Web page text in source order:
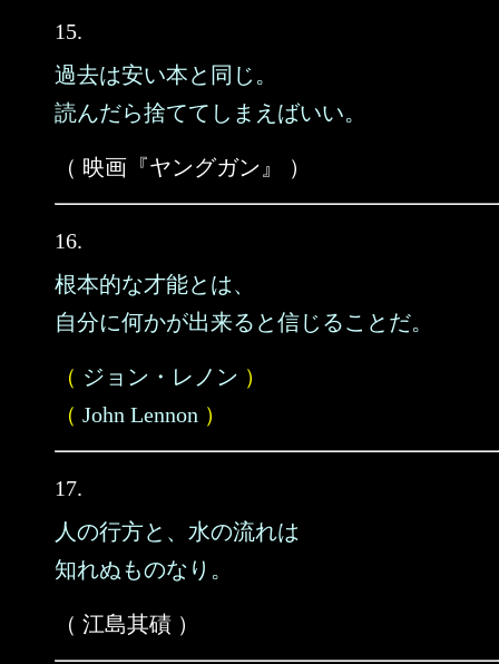
15.
過去は安い本と同じ。
読んだら捨ててしまえばいい。
（ 映画『ヤングガン』 ）
16.
根本的な才能とは、
自分に何かが出来ると信じることだ。
（ ジョン・レノン ）
（ John Lennon ）
17.
人の行方と、水の流れは
知れぬものなり。
（ 江島其磧 ）